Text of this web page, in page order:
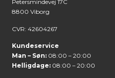
Petersmindevej 17C
8800 Viborg
CVR: 42604267
Kundeservice
Man – Søn: 08:00 – 20:00
Helligdage: 08:00 – 20:00